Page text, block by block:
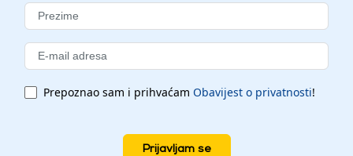
Prepoznao sam i prihvaćam Obavijest o privatnosti!
Prijavljam se